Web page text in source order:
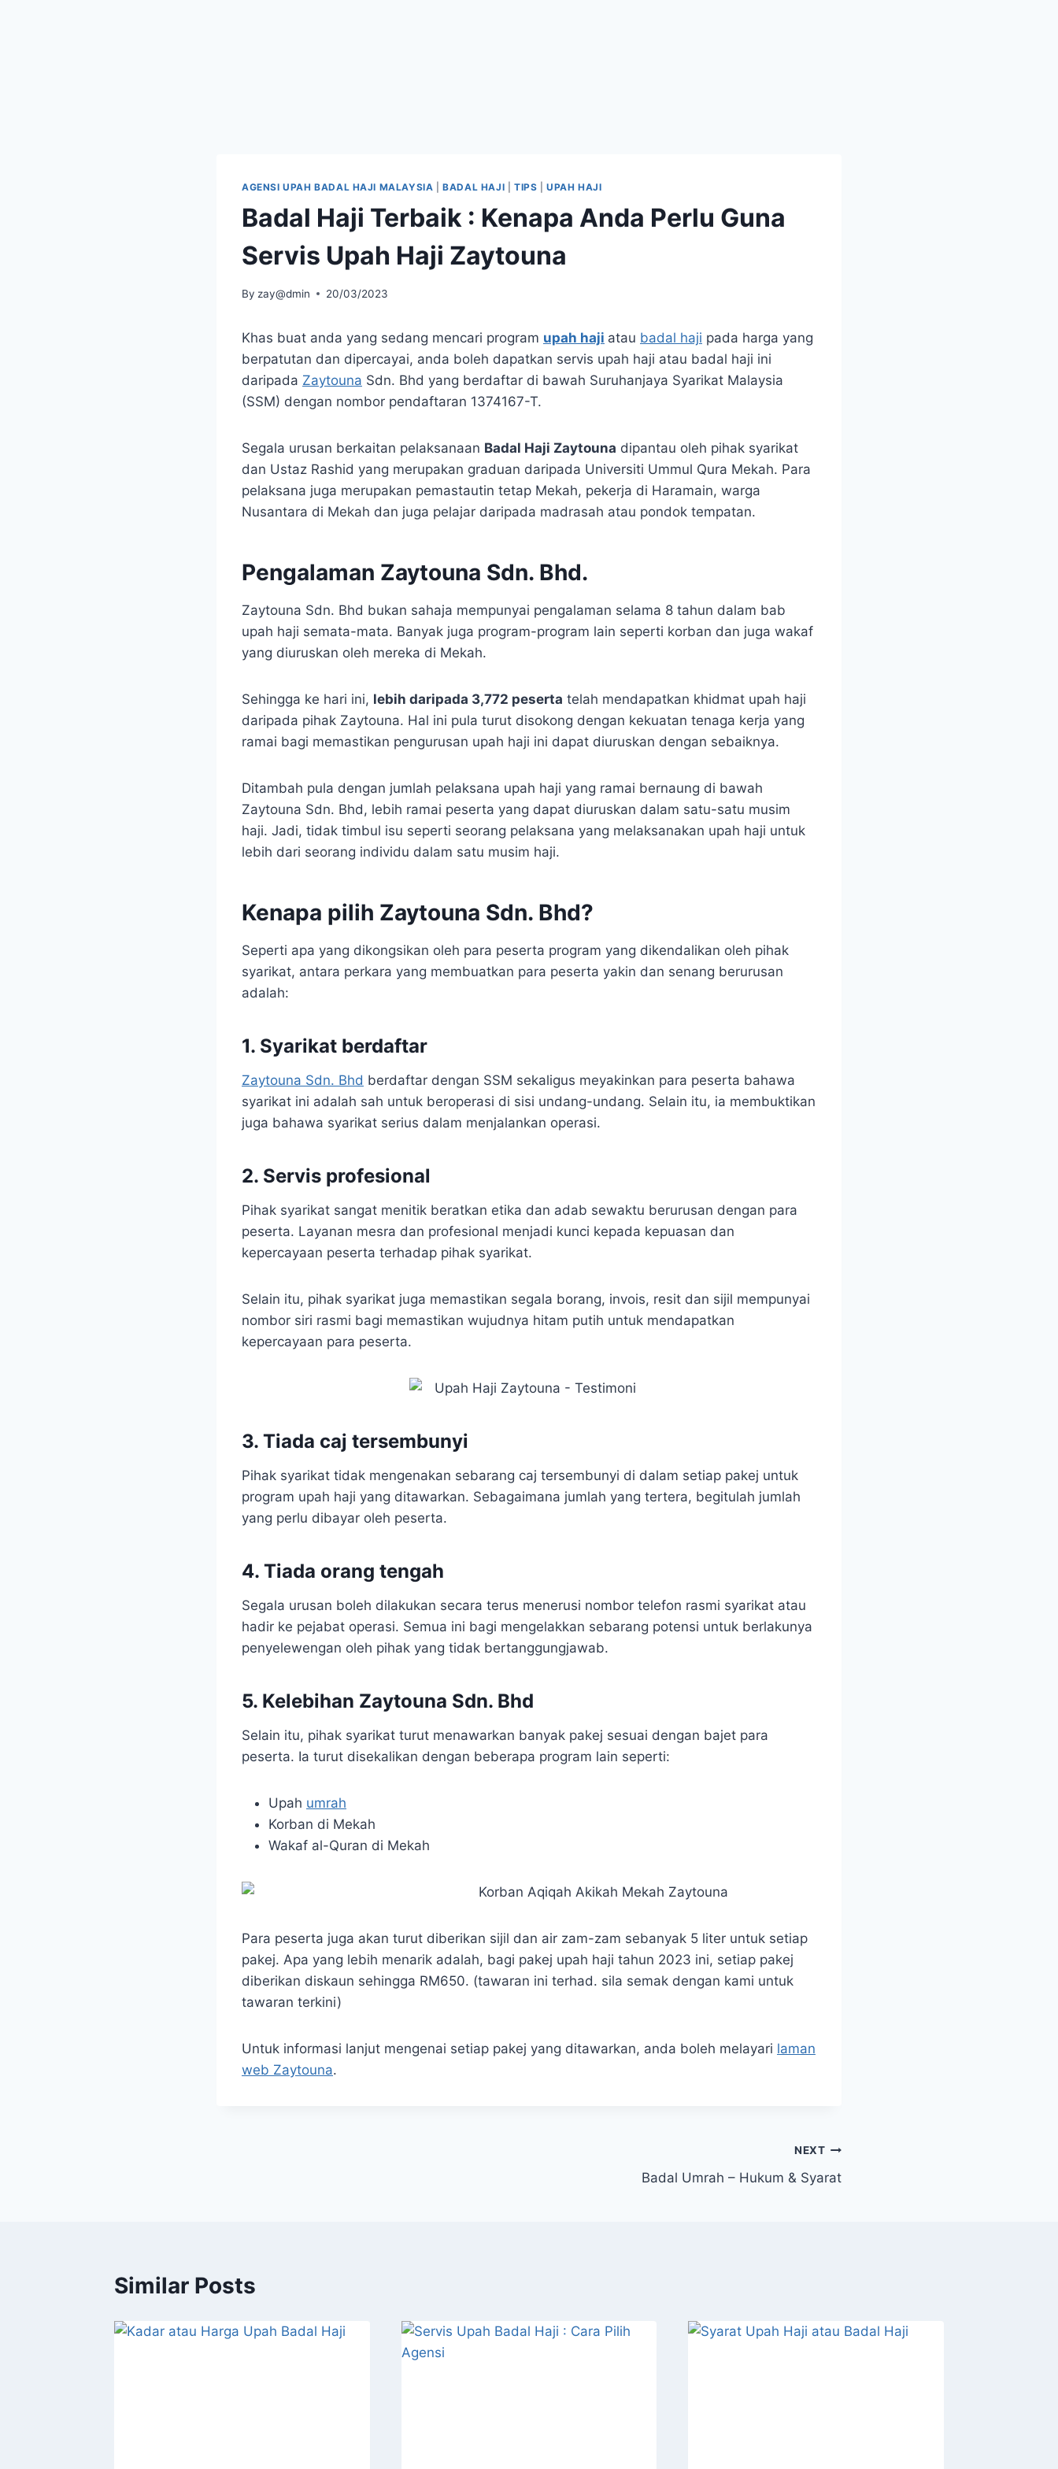
AGENSI UPAH BADAL HAJI MALAYSIA |BADAL HAJI TIPS |UPAH HAJI
Badal Haji Terbaik : Kenapa Anda Perlu Guna
Servis Upah Haji Zaytouna
By zay@dmin 20/03/2023
Khas buat anda yang sedang mencari program upah haji atau badal haji pada harga yang
berpatutan dan dipercayai, anda boleh dapatkan servis upah haji atau badal haji ini
daripada Zaytouna Sdn. Bhd yang berdaftar di bawah Suruhanjaya Syarikat Malaysia
(SSM) dengan nombor pendaftaran 1374167-T.
Segala urusan berkaitan pelaksanaan Badal Haji Zaytouna dipantau oleh pihak syarikat
dan Ustaz Rashid yang merupakan graduan daripada Universiti Ummul Qura Mekah. Para
pelaksana juga merupakan pemastautin tetap Mekah, pekerja di Haramain, warga
Nusantara di Mekah dan juga pelajar daripada madrasah atau pondok tempatan.
Pengalaman Zaytouna Sdn. Bhd.
Zaytouna Sdn. Bhd bukan sahaja mempunyai pengalaman selama 8 tahun dalam bab
upah haji semata-mata. Banyak juga program-program lain seperti korban dan juga wakaf
yang diuruskan oleh mereka di Mekah.
Sehingga ke hari ini, lebih daripada 3,772 peserta telah mendapatkan khidmat upah haji
daripada pihak Zaytouna. Hal ini pula turut disokong dengan kekuatan tenaga kerja yang
ramai bagi memastikan pengurusan upah haji ini dapat diuruskan dengan sebaiknya.
Ditambah pula dengan jumlah pelaksana upah haji yang ramai bernaung di bawah
Zaytouna Sdn. Bhd, lebih ramai peserta yang dapat diuruskan dalam satu-satu musim
haji. Jadi, tidak timbul isu seperti seorang pelaksana yang melaksanakan upah haji untuk
lebih dari seorang individu dalam satu musim haji.
Kenapa pilih Zaytouna Sdn. Bhd?
Seperti apa yang dikongsikan oleh para peserta program yang dikendalikan oleh pihak
syarikat, antara perkara yang membuatkan para peserta yakin dan senang berurusan
adalah:
1. Syarikat berdaftar
Zaytouna Sdn. Bhd berdaftar dengan SSM sekaligus meyakinkan para peserta bahawa
syarikat ini adalah sah untuk beroperasi di sisi undang-undang. Selain itu, ia membuktikan
juga bahawa syarikat serius dalam menjalankan operasi.
2. Servis profesional
Pihak syarikat sangat menitik beratkan etika dan adab sewaktu berurusan dengan para
peserta. Layanan mesra dan profesional menjadi kunci kepada kepuasan dan
kepercayaan peserta terhadap pihak syarikat.
Selain itu, pihak syarikat juga memastikan segala borang, invois, resit dan sijil mempunyai
nombor siri rasmi bagi memastikan wujudnya hitam putih untuk mendapatkan
kepercayaan para peserta.
3. Tiada caj tersembunyi
Pihak syarikat tidak mengenakan sebarang caj tersembunyi di dalam setiap pakej untuk
program upah haji yang ditawarkan. Sebagaimana jumlah yang tertera, begitulah jumlah
yang perlu dibayar oleh peserta.
4. Tiada orang tengah
Segala urusan boleh dilakukan secara terus menerusi nombor telefon rasmi syarikat atau
hadir ke pejabat operasi. Semua ini bagi mengelakkan sebarang potensi untuk berlakunya
penyelewengan oleh pihak yang tidak bertanggungjawab.
5. Kelebihan Zaytouna Sdn. Bhd
Selain itu, pihak syarikat turut menawarkan banyak pakej sesuai dengan bajet para
peserta. Ia turut disekalikan dengan beberapa program lain seperti:
Upah umrah
Korban di Mekah
Wakaf al-Quran di Mekah
Para peserta juga akan turut diberikan sijil dan air zam-zam sebanyak 5 liter untuk setiap
pakej. Apa yang lebih menarik adalah, bagi pakej upah haji tahun 2023 ini, setiap pakej
diberikan diskaun sehingga RM650. (tawaran ini terhad. sila semak dengan kami untuk
tawaran terkini)
Untuk informasi lanjut mengenai setiap pakej yang ditawarkan, anda boleh melayari laman
web Zaytouna.
NEXT
Badal Umrah – Hukum & Syarat
Similar Posts